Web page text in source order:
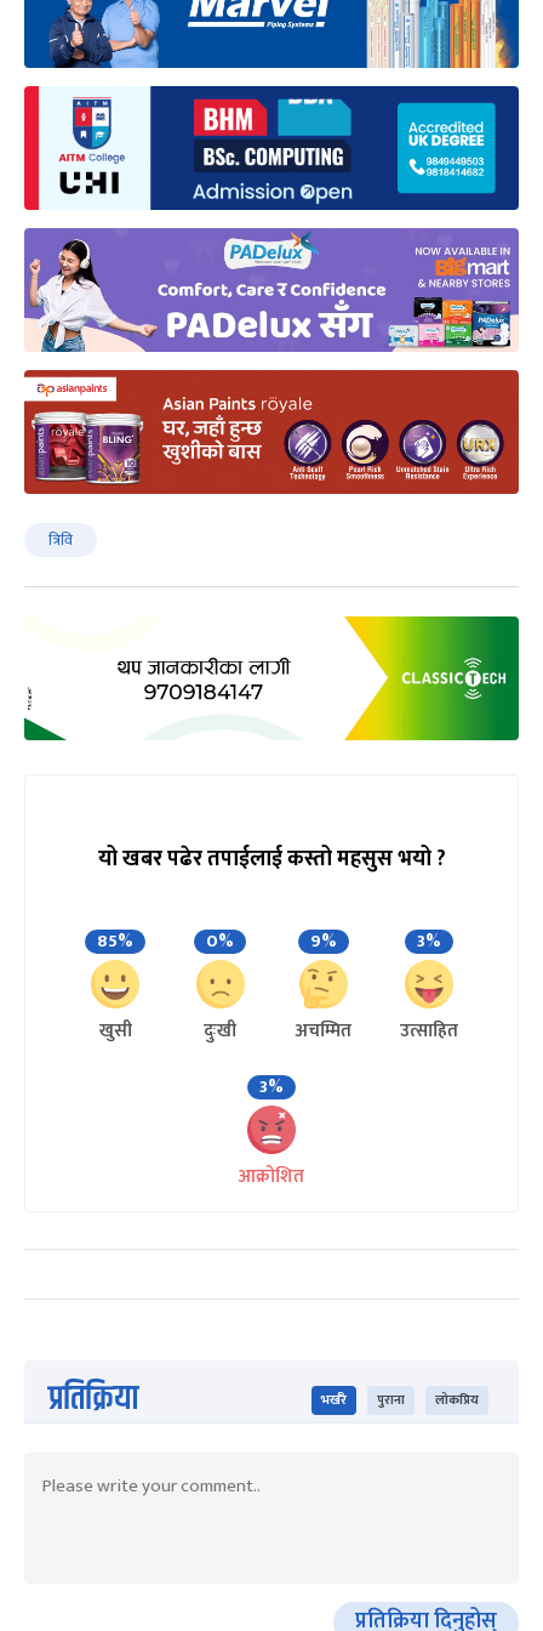
त्रिवि
यो खबर पढेर तपाईलाई कस्तो महसुस भयो ?
85%
खुसी
0%
दुःखी
9%
अचम्मित
3%
उत्साहित
3%
आक्रोशित
प्रतिक्रिया भर्खरै पुराना लोकप्रिय
प्रतिक्रिया दिनुहोस्